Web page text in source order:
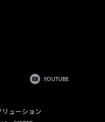
YOUTUBE
リューション